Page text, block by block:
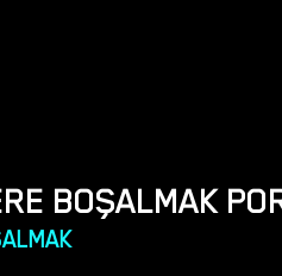
BOŞALMAK